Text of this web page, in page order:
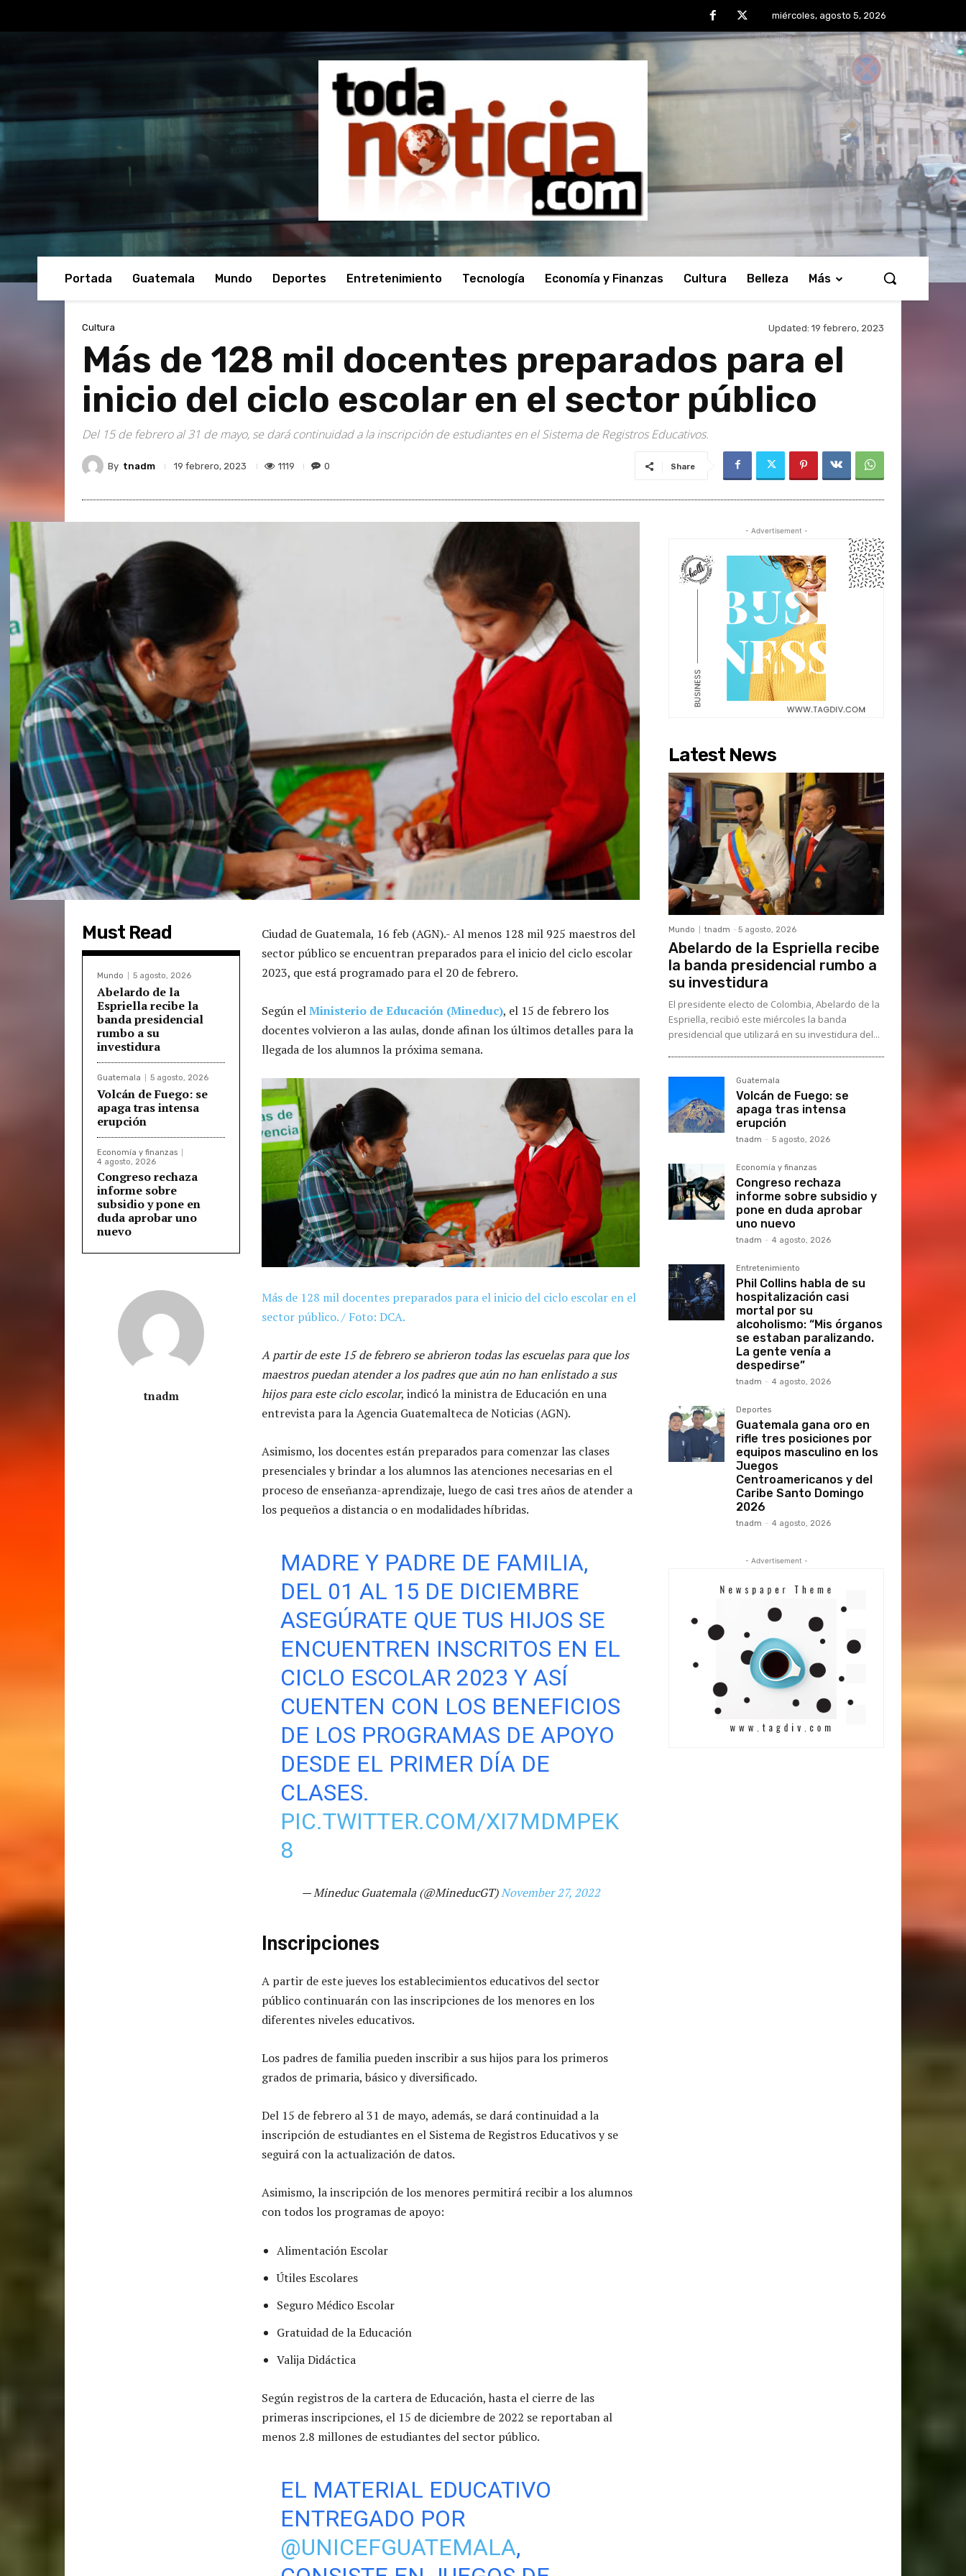
miércoles, agosto 5, 2026
Portada Guatemala Mundo Deportes Entretenimiento Tecnología Economía y Finanzas Cultura Belleza Más
Cultura Updated: 19 febrero, 2023
Más de 128 mil docentes preparados para el
inicio del ciclo escolar en el sector público
Del 15 de febrero al 31 de mayo, se dará continuidad a la inscripción de estudiantes en el Sistema de Registros Educativos.
By tnadm 19 febrero, 2023 1119 0 Share
Must Read
Mundo 5 agosto, 2026
Abelardo de la
Espriella recibe la
banda presidencial
rumbo a su
investidura
Guatemala 5 agosto, 2026
Volcán de Fuego: se
apaga tras intensa
erupción
Economía y finanzas
4 agosto, 2026
Congreso rechaza
informe sobre
subsidio y pone en
duda aprobar uno
nuevo
tnadm
Ciudad de Guatemala, 16 feb (AGN).- Al menos 128 mil 925 maestros del
sector público se encuentran preparados para el inicio del ciclo escolar
2023, que está programado para el 20 de febrero.
Según elMinisterio de Educación (Mineduc), el 15 de febrero los
docentes volvieron a las aulas, donde afinan los últimos detalles para la
llegada de los alumnos la próxima semana.
Más de 128 mil docentes preparados para el inicio del ciclo escolar en el
sector público. / Foto: DCA.
A partir de este 15 de febrero se abrieron todas las escuelas para que los
maestros puedan atender a los padres que aún no han enlistado a sus
hijos para este ciclo escolar, indicó la ministra de Educación en una
entrevista para la Agencia Guatemalteca de Noticias (AGN).
Asimismo, los docentes están preparados para comenzar las clases
presenciales y brindar a los alumnos las atenciones necesarias en el
proceso de enseñanza-aprendizaje, luego de casi tres años de atender a
los pequeños a distancia o en modalidades híbridas.
MADRE Y PADRE DE FAMILIA,
DEL 01 AL 15 DE DICIEMBRE
ASEGÚRATE QUE TUS HIJOS SE
ENCUENTREN INSCRITOS EN EL
CICLO ESCOLAR 2023 Y ASÍ
CUENTEN CON LOS BENEFICIOS
DE LOS PROGRAMAS DE APOYO
DESDE EL PRIMER DÍA DE
CLASES.
PIC.TWITTER.COM/XI7MDMPEK
8
— Mineduc Guatemala (@MineducGT)November 27, 2022
Inscripciones
A partir de este jueves los establecimientos educativos del sector
público continuarán con las inscripciones de los menores en los
diferentes niveles educativos.
Los padres de familia pueden inscribir a sus hijos para los primeros
grados de primaria, básico y diversificado.
Del 15 de febrero al 31 de mayo, además, se dará continuidad a la
inscripción de estudiantes en el Sistema de Registros Educativos y se
seguirá con la actualización de datos.
Asimismo, la inscripción de los menores permitirá recibir a los alumnos
con todos los programas de apoyo:
Alimentación Escolar
Útiles Escolares
Seguro Médico Escolar
Gratuidad de la Educación
Valija Didáctica
Según registros de la cartera de Educación, hasta el cierre de las
primeras inscripciones, el 15 de diciembre de 2022 se reportaban al
menos 2.8 millones de estudiantes del sector público.
EL MATERIAL EDUCATIVO
ENTREGADO POR
@UNICEFGUATEMALA,
- Advertisement -
Latest News
Mundo tnadm - 5 agosto, 2026
Abelardo de la Espriella recibe
la banda presidencial rumbo a
su investidura
El presidente electo de Colombia, Abelardo de la
Espriella, recibió este miércoles la banda
presidencial que utilizará en su investidura del...
Guatemala
Volcán de Fuego: se
apaga tras intensa
erupción
tnadm - 5 agosto, 2026
Economía y finanzas
Congreso rechaza
informe sobre subsidio y
pone en duda aprobar
uno nuevo
tnadm - 4 agosto, 2026
Entretenimiento
Phil Collins habla de su
hospitalización casi
mortal por su
alcoholismo: “Mis órganos
se estaban paralizando.
La gente venía a
despedirse”
tnadm - 4 agosto, 2026
Deportes
Guatemala gana oro en
rifle tres posiciones por
equipos masculino en los
Juegos
Centroamericanos y del
Caribe Santo Domingo
2026
tnadm - 4 agosto, 2026
- Advertisement -